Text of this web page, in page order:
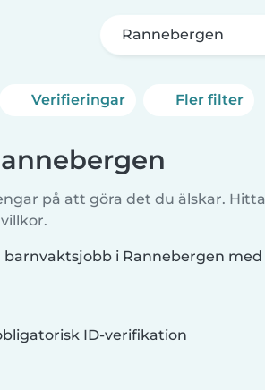
Rannebergen
Verifieringar Fler filter
på att göra det du älskar. Hitta
i Rannebergen med
ID-verifikation